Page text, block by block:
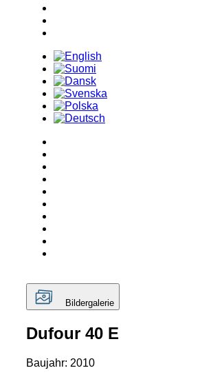
Bildergalerie
Dufour 40 E
Baujahr: 2010